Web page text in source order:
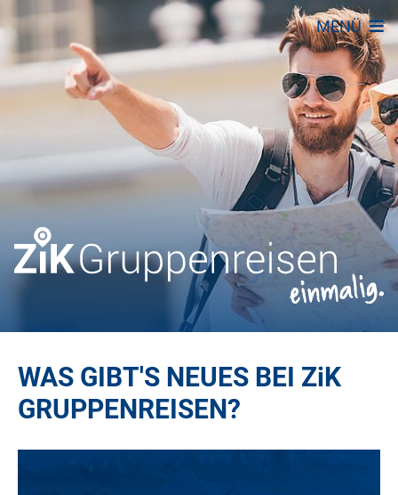
MENÜ
WAS GIBT'S NEUES BEI ZiK
GRUPPENREISEN?